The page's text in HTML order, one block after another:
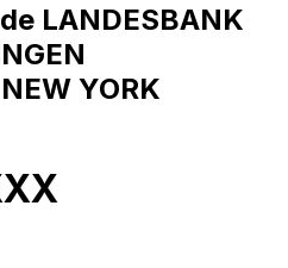
LANDESBANK
YORK